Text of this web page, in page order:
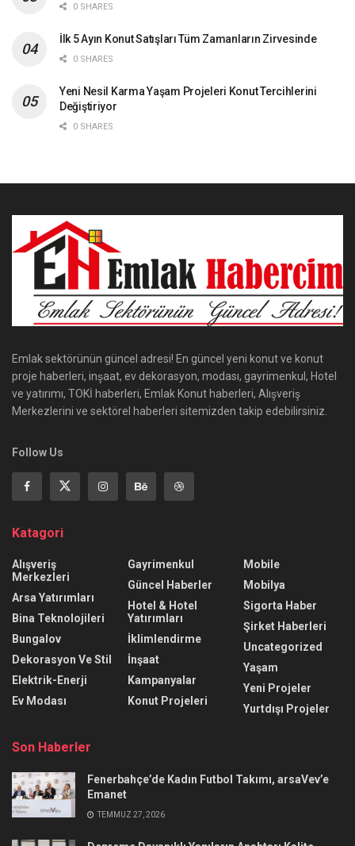
0 SHARES
İlk 5 Ayın Konut Satışları Tüm Zamanların Zirvesinde
0 SHARES
Yeni Nesil Karma Yaşam Projeleri Konut Tercihlerini
Değiştiriyor
0 SHARES
Emlak sektörünün güncel adresi! En güncel yeni konut ve konut
proje haberleri, inşaat, ev dekorasyon, modası, gayrimenkul, Hotel
ve yatırımı, TOKİ haberleri, Emlak Konut haberleri, Alışveriş
Merkezlerini ve sektörel haberleri sitemizden takip edebilirsiniz.
Follow Us
Katagori
Alışveriş
Merkezleri
Arsa Yatırımları
Bina Teknolojileri
Bungalov
Dekorasyon Ve Stil
Elektrik-Enerji
Ev Modası
Gayrimenkul
Güncel Haberler
Hotel & Hotel
Yatırımları
İklimlendirme
İnşaat
Kampanyalar
Konut Projeleri
Mobile
Mobilya
Sigorta Haber
Şirket Haberleri
Uncategorized
Yaşam
Yeni Projeler
Yurtdışı Projeler
Son Haberler
Fenerbahçe’de Kadın Futbol Takımı, arsaVev’e
Emanet
TEMMUZ 27, 2026